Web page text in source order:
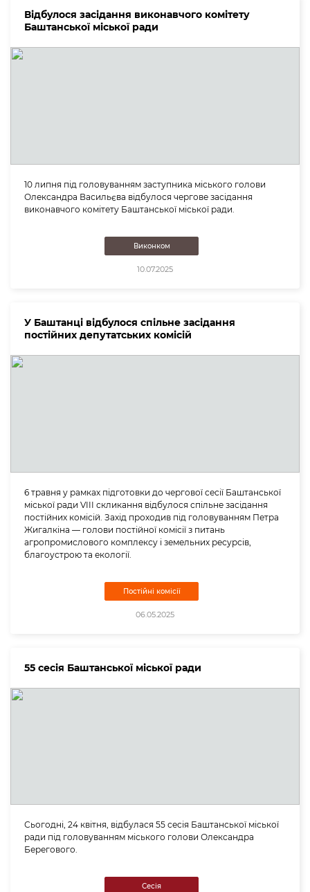
Відбулося засідання виконавчого комітету
Баштанської міської ради
10 липня під головуванням заступника міського голови
Олександра Васильєва відбулося чергове засідання
виконавчого комітету Баштанської міської ради.
Виконком
10.07.2025
У Баштанці відбулося спільне засідання
постійних депутатських комісій
6 травня у рамках підготовки до чергової сесії Баштанської
міської ради VIII скликання відбулося спільне засідання
постійних комісій. Захід проходив під головуванням Петра
Жигалкіна — голови постійної комісії з питань
агропромислового комплексу і земельних ресурсів,
благоустрою та екології.
Постійні комісії
06.05.2025
55 сесія Баштанської міської ради
Сьогодні, 24 квітня, відбулася 55 сесія Баштанської міської
ради під головуванням міського голови Олександра
Берегового.
Сесія